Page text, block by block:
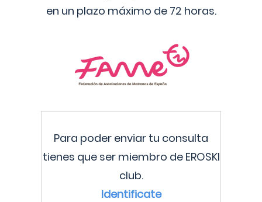
en un plazo máximo de 72 horas.
Para poder enviar tu consulta
tienes que ser miembro de EROSKI
club.
Identificate